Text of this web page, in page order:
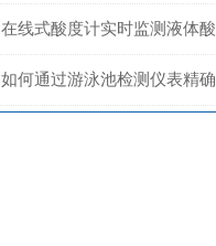
处理领域工艺的关键
在线式酸度计实时监测液体酸
度的高效工具
如何通过游泳池检测仪表精确